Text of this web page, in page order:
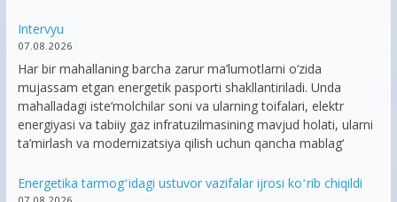
Intervyu
07.08.2026
Har bir mahallaning barcha zarur ma’lumotlarni o‘zida
mujassam etgan energetik pasporti shakllantiriladi. Unda
mahalladagi iste’molchilar soni va ularning toifalari, elektr
energiyasi va tabiiy gaz infratuzilmasining mavjud holati, ularni
ta’mirlash va modernizatsiya qilish uchun qancha mablag‘
Energetika tarmogʻidagi ustuvor vazifalar ijrosi koʻrib chiqildi